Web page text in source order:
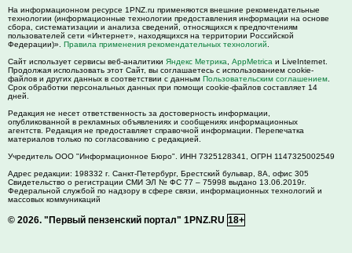
На информационном ресурсе 1PNZ.ru применяются внешние рекомендательные
технологии (информационные технологии предоставления информации на основе
сбора, систематизации и анализа сведений, относящихся к предпочтениям
пользователей сети «Интернет», находящихся на территории Российской
Федерации)». Правила применения рекомендательных технологий
Сайт использует сервисы веб-аналитики Яндекс Метрика AppMetrica и LiveInternet.
Продолжая использовать этот Сайт, вы соглашаетесь с использованием cookie-
файлов и других данных в соответствии с данным Пользовательским соглашением
Срок обработки персональных данных при помощи cookie-файлов составляет 14
дней.
Редакция не несет ответственность за достоверность информации,
опубликованной в рекламных объявлениях и сообщениях информационных
агентств. Редакция не предоставляет справочной информации. Перепечатка
материалов только по согласованию с редакцией.
Учредитель ООО "Информационное Бюро". ИНН 7325128341, ОГРН 1147325002549
Адрес редакции: 198332 г. Санкт-Петербург, Брестский бульвар, 8А, офис 305
Свидетельство о регистрации СМИ ЭЛ № ФС 77 – 75998 выдано 13.06.2019г.
Федеральной службой по надзору в сфере связи, информационных технологий и
массовых коммуникаций
© 2026. "Первый пензенский портал" 1PNZ.RU 18+